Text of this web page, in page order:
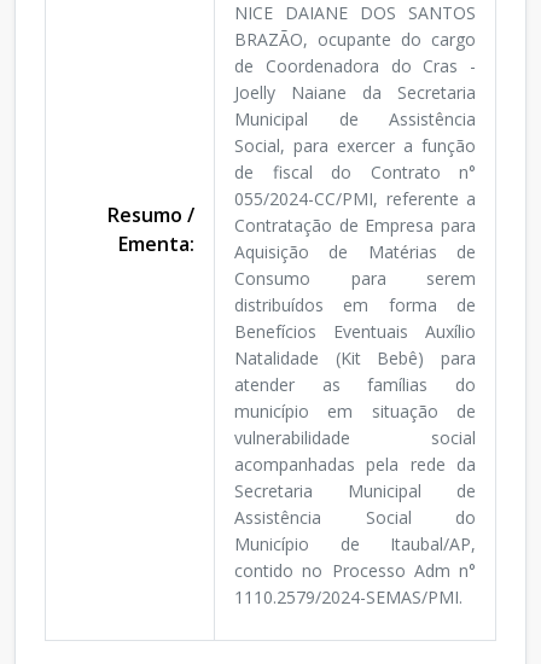
Resumo /
Ementa:
NICE DAIANE DOS SANTOS
BRAZÃO, ocupante do cargo
de Coordenadora do Cras -
Joelly Naiane da Secretaria
Municipal de Assistência
Social, para exercer a função
de fiscal do Contrato n°
055/2024-CC/PMI, referente a
Contratação de Empresa para
Aquisição de Matérias de
Consumo para serem
distribuídos em forma de
Benefícios Eventuais Auxílio
Natalidade (Kit Bebê) para
atender as famílias do
município em situação de
vulnerabilidade social
acompanhadas pela rede da
Secretaria Municipal de
Assistência Social do
Município de Itaubal/AP,
contido no Processo Adm n°
1110.2579/2024-SEMAS/PMI.